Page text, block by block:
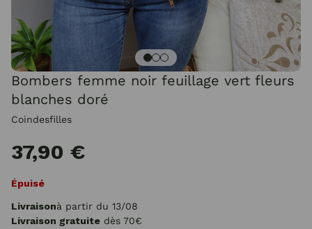
Bombers femme noir feuillage vert fleurs
blanches doré
Coindesfilles
37,90 €
Épuisé
Livraisonà partir du 13/08
Livraison gratuite dès 70€